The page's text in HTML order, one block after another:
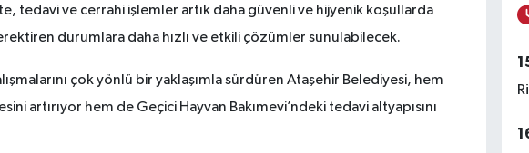
tedavi ve cerrahi işlemler artık daha güvenli ve hijyenik koşullarda
durumlara daha hızlı ve etkili çözümler sunulabilecek.
çok yönlü bir yaklaşımla sürdüren Ataşehir Belediyesi, hem
artırıyor hem de Geçici Hayvan Bakımevi’ndeki tedavi altyapısını